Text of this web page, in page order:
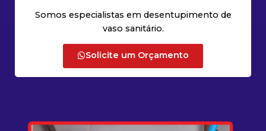
Somos especialistas em desentupimento de
vaso sanitário.
Solicite um Orçamento